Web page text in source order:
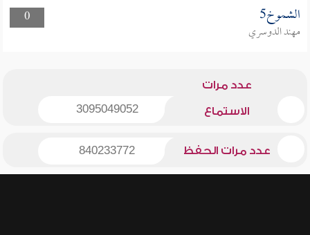
0
الشموخ5
مهند الدوسري
عدد مرات
الاستماع 3095049052
عدد مرات الحفظ 840233772